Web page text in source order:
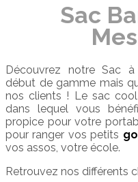
Sac
Découvrez notre Sac à
début de gamme mais
nos clients ! Le sac
dans lequel vous
propice pour votre
pour ranger vos petits
vos assos, votre école.
Retrouvez nos différents